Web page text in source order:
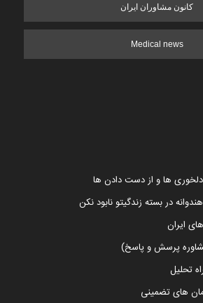
کانون مشاوران ایران
Medical news
دلخوری ها و از دست دادن ها
در بسته زندگیتو نابود نکن
ایران
پرسش و پاسخ)
تحلیل
های تضمینی